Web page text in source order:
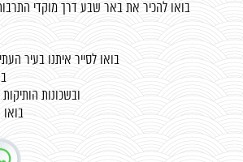
בואו להכיר את באר שבע דרך מוקדי
בואו לסייר איתנו בעיר
ובשכונות